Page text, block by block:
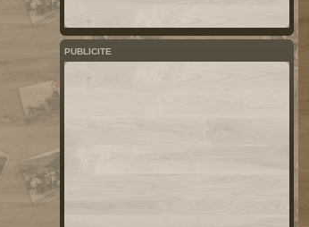
PUBLICITE